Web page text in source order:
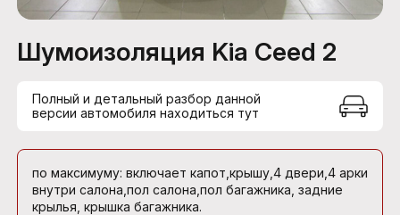
Шумоизоляция Kia Ceed 2
Полный и детальный разбор данной
версии автомобиля находиться тут
по максимуму: включает капот,крышу,4 двери,4 арки
внутри салона,пол салона,пол багажника, задние
крылья, крышка багажника.